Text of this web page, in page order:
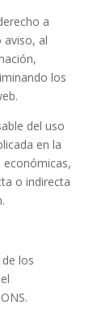
a
aviso, al
los
del uso
en la
o indirecta
los